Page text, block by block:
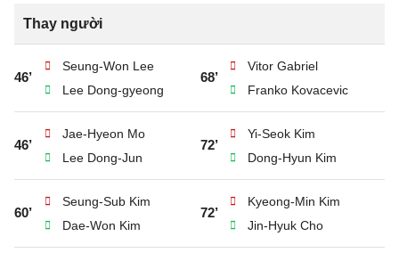
Thay người
46’
Seung-Won Lee
Lee Dong-gyeong
68’
Vitor Gabriel
Franko Kovacevic
46’
Jae-Hyeon Mo
Lee Dong-Jun
72’
Yi-Seok Kim
Dong-Hyun Kim
60’
Seung-Sub Kim
Dae-Won Kim
72’
Kyeong-Min Kim
Jin-Hyuk Cho